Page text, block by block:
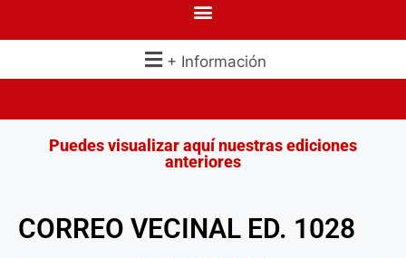
+ Información
Puedes visualizar aquí nuestras ediciones
anteriores
CORREO VECINAL ED. 1028